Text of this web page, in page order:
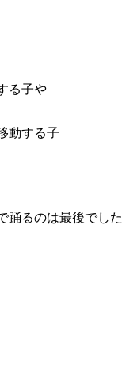
る子や
動する子
踊るのは最後でした